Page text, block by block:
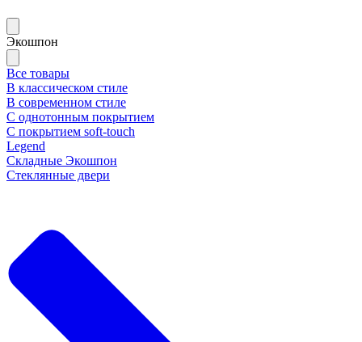
Экошпон
Все товары
В классическом стиле
В современном стиле
С однотонным покрытием
С покрытием soft-touch
Legend
Складные Экошпон
Стеклянные двери